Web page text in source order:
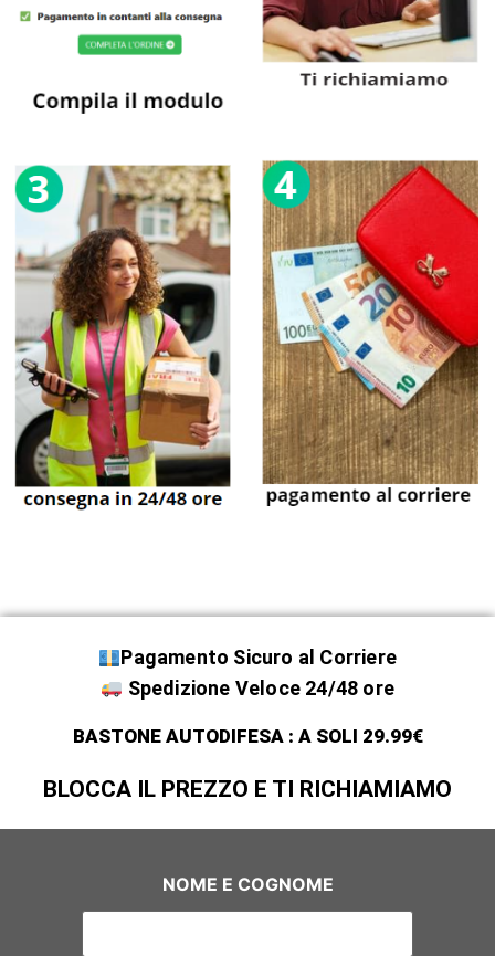
Pagamento Sicuro al Corriere
Spedizione Veloce 24/48 ore
BASTONE AUTODIFESA : A SOLI 29.99€
BLOCCA IL PREZZO E TI RICHIAMIAMO
NOME E COGNOME